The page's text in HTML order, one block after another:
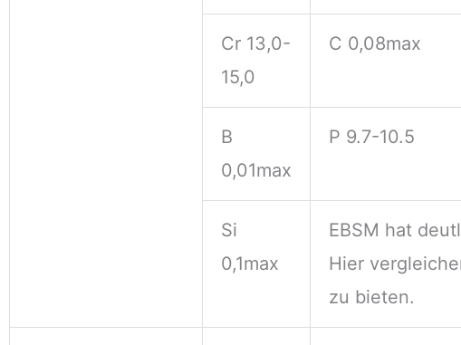
Cr 13,0-
15,0
C 0,08max
B
0,01max
P 9.7-10.5
Si
0,1max
EBSM hat
Hier
zu bieten.